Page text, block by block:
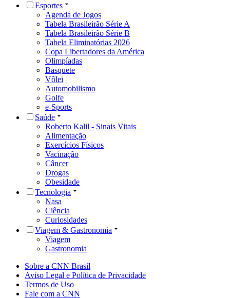
Esportes
Agenda de Jogos
Tabela Brasileirão Série A
Tabela Brasileirão Série B
Tabela Eliminatórias 2026
Copa Libertadores da América
Olimpíadas
Basquete
Vôlei
Automobilismo
Golfe
e-Sports
Saúde
Roberto Kalil - Sinais Vitais
Alimentação
Exercícios Físicos
Vacinação
Câncer
Drogas
Obesidade
Tecnologia
Nasa
Ciência
Curiosidades
Viagem & Gastronomia
Viagem
Gastronomia
Sobre a CNN Brasil
Aviso Legal e Política de Privacidade
Termos de Uso
Fale com a CNN